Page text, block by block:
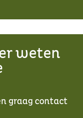
weten
graag contact